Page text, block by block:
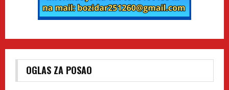
OGLAS ZA POSAO